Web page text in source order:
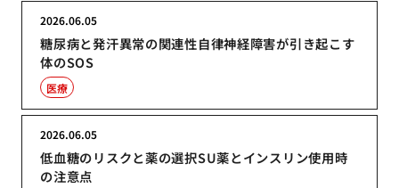
糖尿病と発汗異常の関連性自律神経障害が引き起こす
体のSOS
2026.06.05
医療
低血糖のリスクと薬の選択SU薬とインスリン使用時
の注意点
2026.06.05